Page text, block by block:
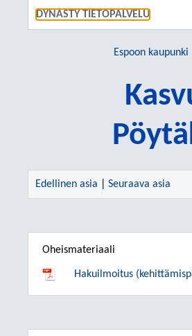
DYNASTY TIETOPALVELU
Espoon kaupunki
Edellinen asia Seuraava asia
Oheismateriaali
Hakuilmoitus